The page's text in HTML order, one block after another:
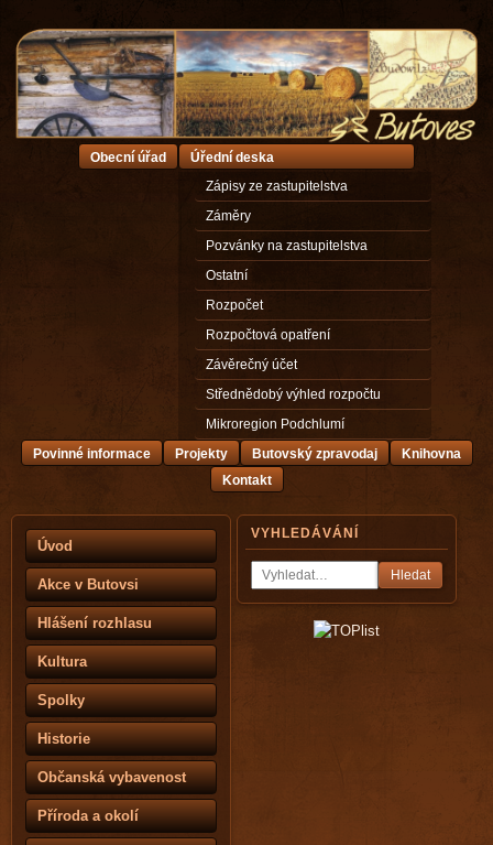
Úvod
Akce v Butovsi
Hlášení rozhlasu
Kultura
Spolky
Historie
Občanská vybavenost
Příroda a okolí
VYHLEDÁVÁNÍ
Hledat
Obecní úřad
Úřední deska
Zápisy ze zastupitelstva
Záměry
Pozvánky na zastupitelstva
Ostatní
Rozpočet
Rozpočtová opatření
Závěrečný účet
Střednědobý výhled rozpočtu
Mikroregion Podchlumí
Povinné informace
Projekty Butovský zpravodaj
Knihovna
Kontakt